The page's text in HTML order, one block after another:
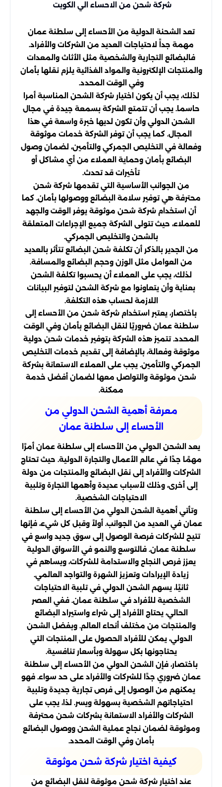
شركة شحن من الاحساء الي الكويت
تعد الشحنة الدولية من الأحساء إلى سلطنة عمان
مهمة جداً لاحتياجات العديد من الشركات والأفراد.
فالبضائع التجارية والشخصية مثل الأثاث والمعدات
والمنتجات الإلكترونية والمواد الغذائية يلزم نقلها بأمان
وفي الوقت المحدد.
لذلك، يجب أن يكون اختيار شركة الشحن المناسبة أمرا
حاسما. يجب أن تتمتع الشركة بسمعة جيدة في مجال
الشحن الدولي وأن تكون لديها خبرة واسعة في هذا
المجال. كما يجب أن توفر الشركة خدمات موثوقة
وفعالة في التخليص الجمركي والتأمين، لضمان وصول
البضائع بأمان وحماية العملاء من أي مشاكل أو
تأخيرات قد تحدث.
من الجوانب الأساسية التي تقدمها شركة شحن
محترفة هي توفير سلامة البضائع ووصولها بأمان. كما
أن استخدام شركة شحن موثوقة يوفر الوقت والجهد
للعملاء، حيث تتولى الشركة جميع الإجراءات المتعلقة
بالشحن والتخليص الجمركي.
من الجدير بالذكر أن تكلفة شحن البضائع تتأثر بالعديد
من العوامل مثل الوزن وحجم البضائع والمسافة.
لذلك، يجب على العملاء أن يحسبوا تكلفة الشحن
بعناية وأن يتعاونوا مع شركة الشحن لتوفير البيانات
اللازمة لحساب هذه التكلفة.
باختصار، يعتبر استخدام شركة شحن من الأحساء إلى
سلطنة عمان ضروريًا لنقل البضائع بأمان وفي الوقت
المحدد. تتميز هذه الشركة بتوفير خدمات شحن دولية
موثوقة وفعالة، بالإضافة إلى تقديم خدمات التخليص
الجمركي والتأمين. يجب على العملاء الاستعانة بشركة
شحن موثوقة والتواصل معها لضمان أفضل خدمة
ممكنة.
معرفة أهمية الشحن الدولي من
الأحساء إلى سلطنة عمان
يعد الشحن الدولي من الأحساء إلى سلطنة عمان أمرًا
مهمًا جدًا في عالم الأعمال والتجارة الدولية. حيث تحتاج
الشركات والأفراد إلى نقل البضائع والمنتجات من دولة
إلى أخرى، وذلك لأسباب عديدة وأهمها التجارة وتلبية
الاحتياجات الشخصية.
وتأتي أهمية الشحن الدولي من الأحساء إلى سلطنة
عمان في العديد من الجوانب. أولاً وقبل كل شيء، فإنها
تتيح للشركات فرصة الوصول إلى سوق جديد واسع في
سلطنة عمان. فالتوسع والنمو في الأسواق الدولية
يعزز فرص النجاح والاستدامة للشركات، ويساهم في
زيادة الإيرادات وتعزيز الشهرة والتواجد العالمي.
ثانيًا، يسهم الشحن الدولي في تلبية الاحتياجات
الشخصية للأفراد في سلطنة عمان. ففي العصر
الحالي، يحتاج الأفراد إلى شراء واستيراد البضائع
والمنتجات من مختلف أنحاء العالم. وبفضل الشحن
الدولي، يمكن للأفراد الحصول على المنتجات التي
يحتاجونها بكل سهولة وبأسعار تنافسية.
باختصار، فإن الشحن الدولي من الأحساء إلى سلطنة
عمان ضروري جدًا للشركات والأفراد على حد سواء. فهو
يمكنهم من الوصول إلى فرص تجارية جديدة وتلبية
احتياجاتهم الشخصية بسهولة ويسر. لذا، يجب على
الشركات والأفراد الاستعانة بشركات شحن محترفة
وموثوقة لضمان نجاح عملية الشحن ووصول البضائع
بأمان وفي الوقت المحدد.
كيفية اختيار شركة شحن موثوقة
عند اختيار شركة شحن موثوقة لنقل البضائع من